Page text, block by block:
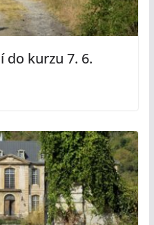
do kurzu 7. 6.